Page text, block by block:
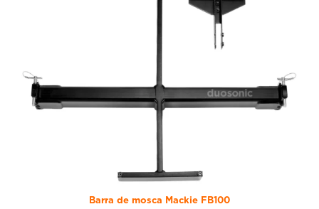
Barra de mosca Mackie FB100